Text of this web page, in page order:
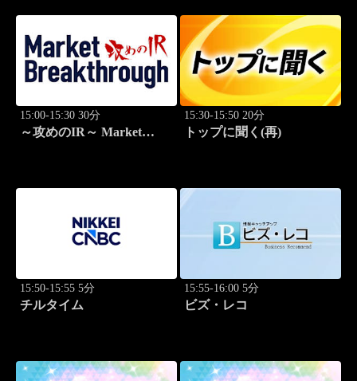
15:00-15:30 30分
～攻めのIR～ Market
15:30-15:50 20分
トップに聞く(再)
15:50-15:55 5分
チルタイム
15:55-16:00 5分
ビズ・レコ